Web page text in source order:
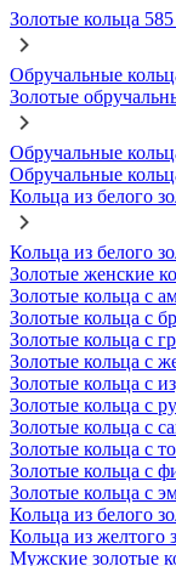
Золотые кольца
Обручальные
Золотые
Обручальные
Обручальные
Кольца из белого
Кольца из белого
Золотые женские
Золотые кольца с
Золотые кольца с
Золотые кольца с
Золотые кольца с
Золотые кольца с
Золотые кольца с
Золотые кольца с
Золотые кольца с
Золотые кольца с
Золотые кольца с
Кольца из белого
Кольца из желтого
Мужские золотые